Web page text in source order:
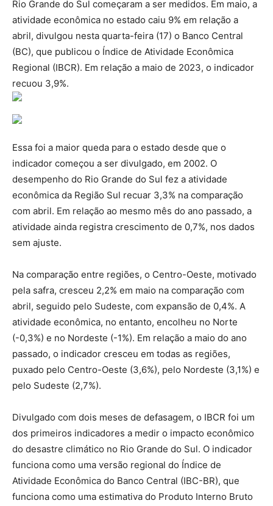
Rio Grande do Sul começaram a ser medidos. Em maio, a
atividade econômica no estado caiu 9% em relação a
abril, divulgou nesta quarta-feira (17) o Banco Central
(BC), que publicou o Índice de Atividade Econômica
Regional (IBCR). Em relação a maio de 2023, o indicador
recuou 3,9%.
Essa foi a maior queda para o estado desde que o
indicador começou a ser divulgado, em 2002. O
desempenho do Rio Grande do Sul fez a atividade
econômica da Região Sul recuar 3,3% na comparação
com abril. Em relação ao mesmo mês do ano passado, a
atividade ainda registra crescimento de 0,7%, nos dados
sem ajuste.
Na comparação entre regiões, o Centro-Oeste, motivado
pela safra, cresceu 2,2% em maio na comparação com
abril, seguido pelo Sudeste, com expansão de 0,4%. A
atividade econômica, no entanto, encolheu no Norte
(-0,3%) e no Nordeste (-1%). Em relação a maio do ano
passado, o indicador cresceu em todas as regiões,
puxado pelo Centro-Oeste (3,6%), pelo Nordeste (3,1%) e
pelo Sudeste (2,7%).
Divulgado com dois meses de defasagem, o IBCR foi um
dos primeiros indicadores a medir o impacto econômico
do desastre climático no Rio Grande do Sul. O indicador
funciona como uma versão regional do Índice de
Atividade Econômica do Banco Central (IBC-BR), que
funciona como uma estimativa do Produto Interno Bruto